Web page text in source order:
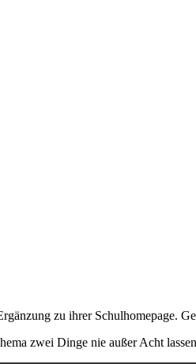
zu ihrer Schulhomepage.
zwei Dinge nie außer Acht